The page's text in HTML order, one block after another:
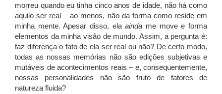
morreu quando eu tinha cinco anos de idade, não há como
aquilo ser real – ao menos, não da forma como reside em
minha mente. Apesar disso, elaainda me move e forma
elementos da minha visão de mundo. Assim, a pergunta é:
faz diferença o fato de ela ser real ou não? De certo modo,
todas as nossas memórias não são edições subjetivas e
mutáveis de acontecimentos reais – e, consequentemente,
nossas personalidades não são fruto de fatores de
natureza fluida?